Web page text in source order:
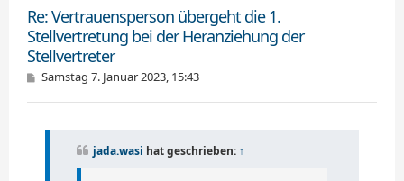
Re: Vertrauensperson übergeht die 1.
Stellvertretung bei der Heranziehung der
Stellvertreter
B
i
Samstag 7. Januar 2023, 15:43
jada.wasi hat geschrieben: ↑